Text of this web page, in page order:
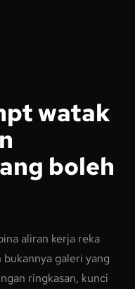
watak
boleh
aliran kerja reka
galeri yang
ringkasan, kunci